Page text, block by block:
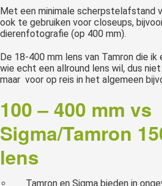
Met een minimale scherpstelafstand
ook te gebruiken voor closeups,
dierenfotografie (op 400 mm).
De 18-400 mm lens van Tamron die
wie echt een allround lens wil, dus
maar voor op reis in het algemeen
100 – 400 mm vs
Sigma/Tamron
lens
Tamron en Sigma bieden in